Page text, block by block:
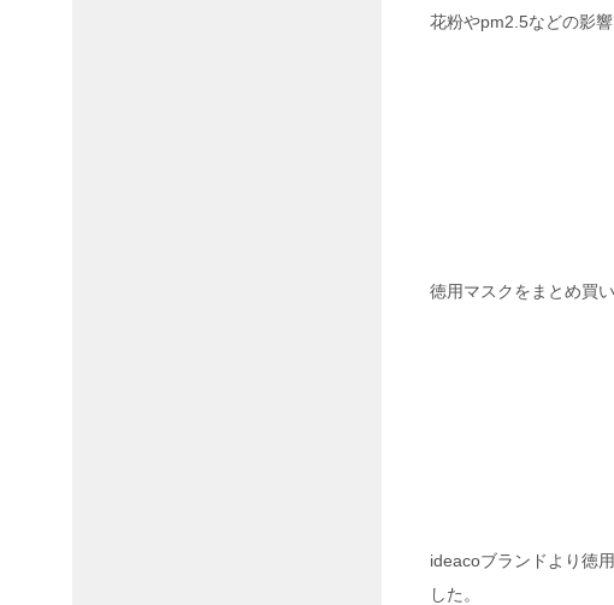
花粉やpm2.5などの影
徳用マスクをまとめ買
ideacoブランドより徳
した。